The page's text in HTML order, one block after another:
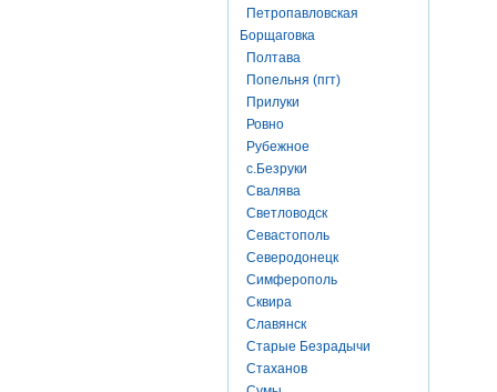
Петропавловская
Борщаговка
Полтава
Попельня (пгт)
Прилуки
Ровно
Рубежное
с.Безруки
Свалява
Светловодск
Севастополь
Северодонецк
Симферополь
Сквира
Славянск
Старые Безрадычи
Стаханов